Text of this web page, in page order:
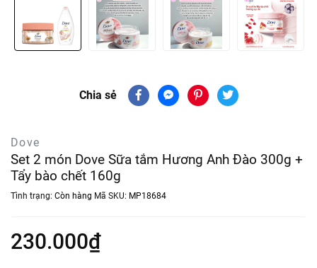
Chia sẻ
Dove
Set 2 món Dove Sữa tắm Hương Anh Đào 300g +
Tẩy bào chết 160g
Tình trạng: Còn hàng Mã SKU: MP18684
230.000₫